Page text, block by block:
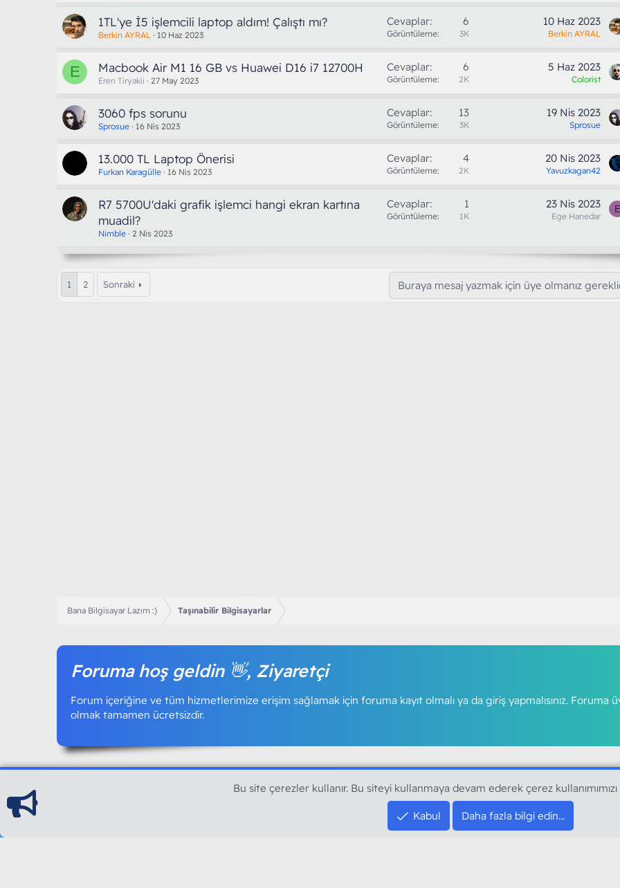
1TL'ye İ5 işlemcili laptop aldım! Çalıştı mı?
Berkin AYRAL 10 Haz 2023
Cevaplar 6
Görüntüleme 3K
10 Haz 2023
Berkin AYRAL
E Macbook Air M1 16 GB vs Huawei D16 i7 12700H
Eren Tiryakii 27 May 2023
Cevaplar 6
Görüntüleme 2K
5 Haz 2023
Colorist
3060 fps sorunu
Sprosue 16 Nis 2023
Cevaplar 13
Görüntüleme 3K
19 Nis 2023
Sprosue
13.000 TL Laptop Önerisi
Furkan Karagülle 16 Nis 2023
Cevaplar 4
Görüntüleme 2K
20 Nis 2023
Yavuzkagan42
R7 5700U'daki grafik işlemci hangi ekran kartına
muadil?
Nimble 2 Nis 2023
Cevaplar 1
Görüntüleme 1K
23 Nis 2023
Ege Hanedar
E
1 2 Sonraki Buraya mesaj yazmak için üye olmanız
Bana Bilgisayar Lazım :) Taşınabilir Bilgisayarlar
Foruma hoş geldin 👋, Ziyaretçi
Forum içeriğine ve tüm hizmetlerimize erişim sağlamak için foruma kayıt olmalı ya da giriş yapmalısınız. Foruma
olmak tamamen ücretsizdir.
SOSYAL MEDYA
YouTube
Bu site çerezler kullanır. Bu siteyi kullanmaya devam ederek çerez
Kabul Daha fazla bilgi edin…